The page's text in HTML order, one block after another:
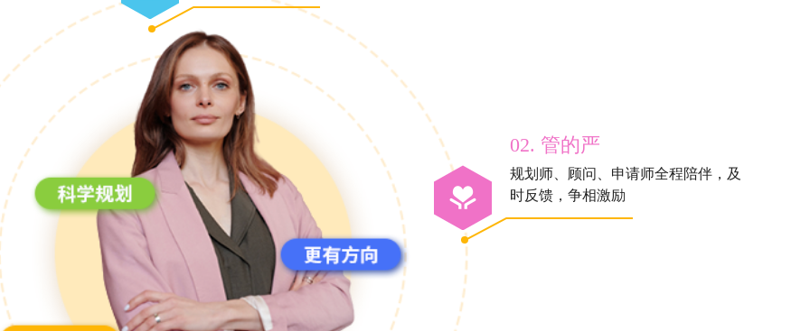
02. 管的严
规划师、顾问、申请师全程陪伴，及
时反馈，争相激励